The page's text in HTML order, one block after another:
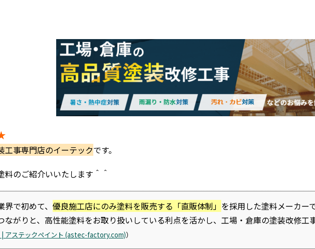
工事専門店のイーテックです。
のご紹介いいたします＾＾
で初めて、 優良施工店にのみ塗料を販売する「直販体制」 を採用した塗料メーカーで
がりと、高性能塗料をお取り扱いしている利点を活かし、工場・倉庫の塗装改修工
| アステックペイント (astec-factory.com)）